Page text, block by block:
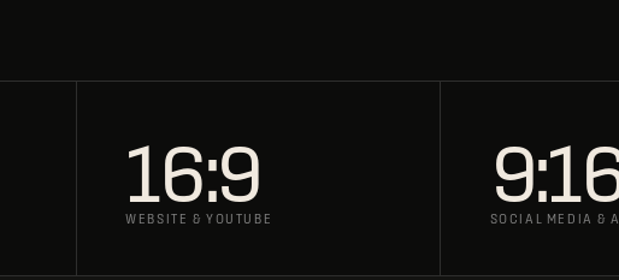
16:9
WEBSITE & YOUTUBE SOCIAL MEDIA &